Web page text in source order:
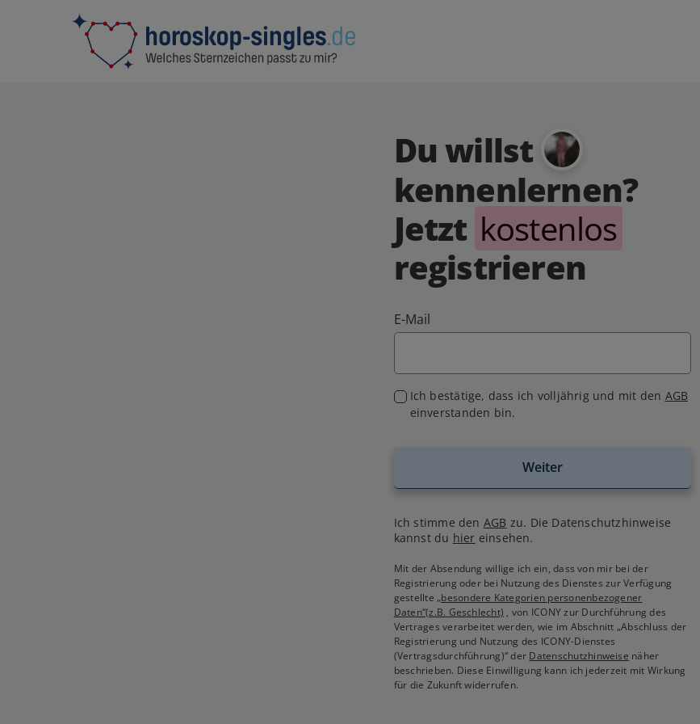
Du willst
kennenlernen?
Jetzt kostenlos
registrieren
E-Mail
Ich bestätige, dass ich volljährig und mit den AGB
einverstanden bin.
Weiter
Ich stimme den AGB zu. Die Datenschutzhinweise
kannst du hier einsehen.
Mit der Absendung willige ich ein, dass von mir bei der
Registrierung oder bei Nutzung des Dienstes zur Verfügung
gestellte„besondere Kategorien personenbezogener
Daten“(z.B. Geschlecht) , von ICONY zur Durchführung des
Vertrages verarbeitet werden, wie im Abschnitt „Abschluss der
Registrierung und Nutzung des ICONY-Dienstes
(Vertragsdurchführung)“ der Datenschutzhinweise näher
beschrieben. Diese Einwilligung kann ich jederzeit mit Wirkung
für die Zukunft widerrufen.